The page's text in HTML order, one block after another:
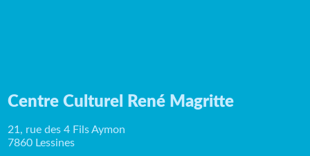
Centre Culturel René Magritte
21, rue des 4 Fils Aymon
7860 Lessines